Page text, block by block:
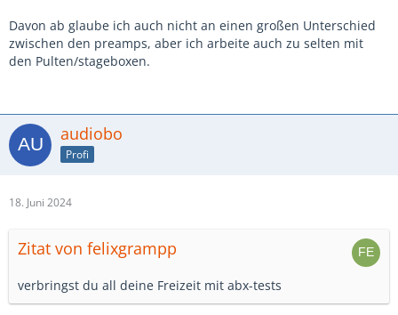
Davon ab glaube ich auch nicht an einen großen Unterschied
zwischen den preamps, aber ich arbeite auch zu selten mit
den Pulten/stageboxen.
audiobo
Profi
18. Juni 2024
Zitat von felixgrampp
verbringst du all deine Freizeit mit abx-tests